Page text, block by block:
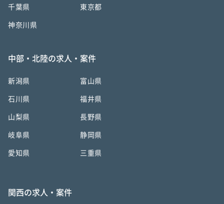
千葉県 東京都
神奈川県
中部・北陸の求人・案件
新潟県 富山県
石川県 福井県
山梨県 長野県
岐阜県 静岡県
愛知県 三重県
関西の求人・案件